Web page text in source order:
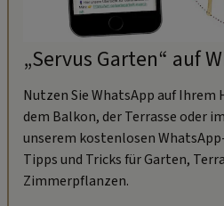
„Servus Garten“ auf
Nutzen Sie WhatsApp auf Ihrem
dem Balkon, der Terrasse oder
unserem kostenlosen
Tipps und Tricks für Garten,
Zimmerpflanzen.